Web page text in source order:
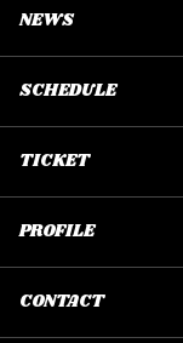
NEWS
SCHEDULE
TICKET
PROFILE
CONTACT